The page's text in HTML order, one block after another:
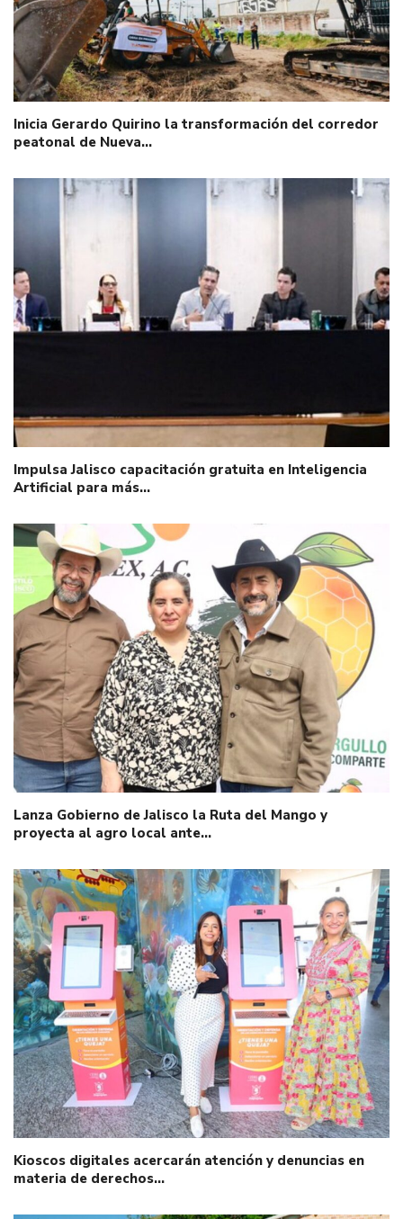
Inicia Gerardo Quirino la transformación del corredor
peatonal de Nueva…
Impulsa Jalisco capacitación gratuita en Inteligencia
Artificial para más…
Lanza Gobierno de Jalisco la Ruta del Mango y
proyecta al agro local ante…
Kioscos digitales acercarán atención y denuncias en
materia de derechos…